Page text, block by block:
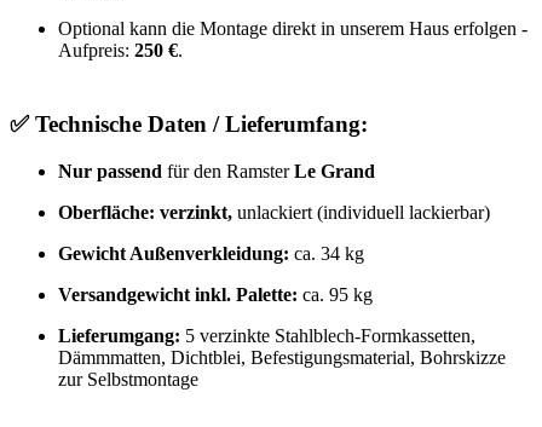
Optional kann die Montage direkt in unserem Haus erfolgen -
Aufpreis: 250 €.
✅Technische Daten / Lieferumfang:
Nur passend für den RamsterLe Grand
Oberfläche: verzinkt, unlackiert (individuell lackierbar)
Gewicht Außenverkleidung: ca. 34 kg
Versandgewicht inkl. Palette: ca. 95 kg
Lieferumgang: 5 verzinkte Stahlblech-Formkassetten,
Dämmmatten, Dichtblei, Befestigungsmaterial, Bohrskizze
zur Selbstmontage